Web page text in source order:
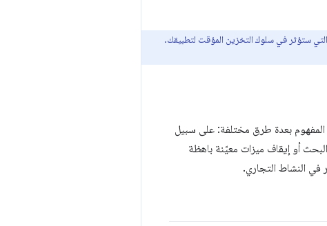
ستؤثر في سلوك التخزين المؤقت لتطبيقك.
المفهوم بعدة طرق مختلفة: على سبيل
أو إيقاف ميزات معيّنة باهظة
في النشاط التجاري.